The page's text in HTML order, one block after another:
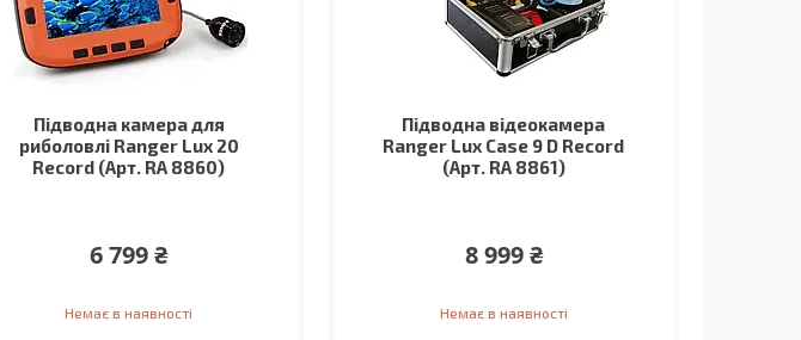
Підводна камера для
риболовлі Ranger Lux 20
Record (Арт. RA 8860)
6 799 ₴
Немає в наявності
Підводна відеокамера
Ranger Lux Case 9 D Record
(Арт. RA 8861)
8 999 ₴
Немає в наявності